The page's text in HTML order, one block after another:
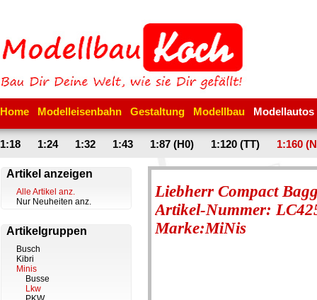
Home Modelleisenbahn Gestaltung Modellbau Modellautos
1:18 1:24 1:32 1:43 1:87 (H0) 1:120 (TT) 1:160
Artikel anzeigen
Alle Artikel anz.
Nur Neuheiten anz.
Artikelgruppen
Busch
Kibri
Minis
Busse
Lkw
Liebherr Compact
Artikel-Nummer:
Marke:MiNis